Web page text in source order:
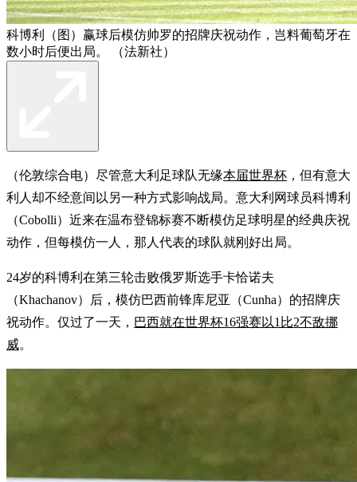
科博利（图）赢球后模仿帅罗的招牌庆祝动作，岂料葡萄牙在
数小时后便出局。 （法新社）
（伦敦综合电）尽管意大利足球队无缘本届世界杯 ，但有意大
利人却不经意间以另一种方式影响战局。意大利网球员科博利
（Cobolli）近来在温布登锦标赛不断模仿足球明星的经典庆祝
动作，但每模仿一人，那人代表的球队就刚好出局。
24岁的科博利在第三轮击败俄罗斯选手卡恰诺夫
（Khachanov）后，模仿巴西前锋库尼亚（Cunha）的招牌庆
祝动作。仅过了一天， 巴西就在世界杯16强赛以1比2不敌挪
威。